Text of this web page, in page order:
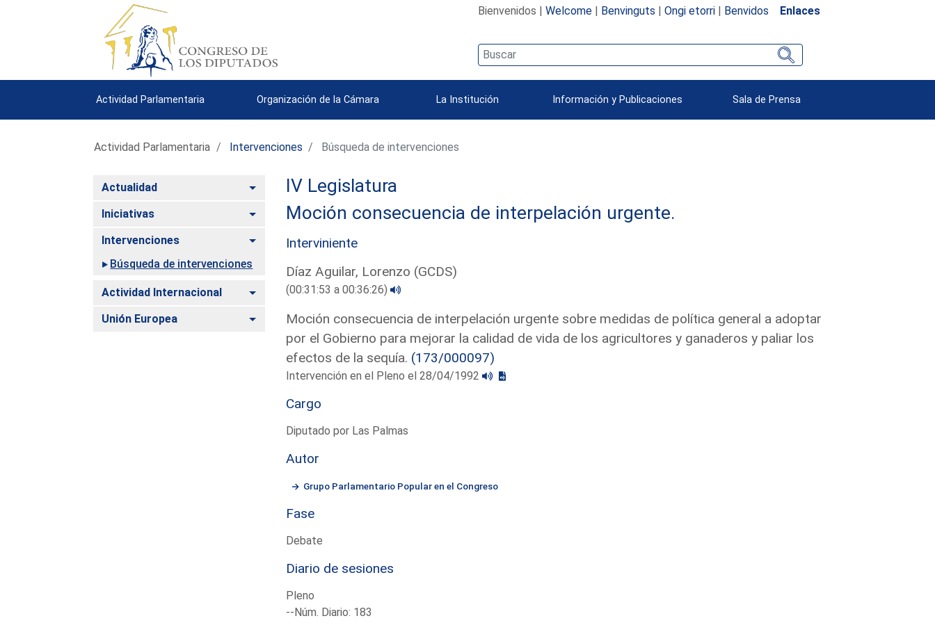
Bienvenidos | Welcome| Benvinguts | Ongi etorri| Benvidos Enlaces
Actividad Parlamentaria Organización de la Cámara La Institución Información y Publicaciones Sala de Prensa
Actividad Parlamentaria Intervenciones Búsqueda de intervenciones
Actualidad Alternar
Iniciativas Alternar
Intervenciones
Alternar
Búsqueda de intervenciones
Actividad Internacional Alternar
Unión Europea Alternar
IV Legislatura
Moción consecuencia de interpelación urgente.
Interviniente
Díaz Aguilar, Lorenzo (GCDS)
(00:31:53 a 00:36:26)
Moción consecuencia de interpelación urgente sobre medidas de política general a adoptar
por el Gobierno para mejorar la calidad de vida de los agricultores y ganaderos y paliar los
efectos de la sequía. (173/000097)
Intervención en el Pleno el 28/04/1992
Cargo
Diputado por Las Palmas
Autor
Grupo Parlamentario Popular en el Congreso
Fase
Debate
Diario de sesiones
Pleno
--Núm. Diario: 183